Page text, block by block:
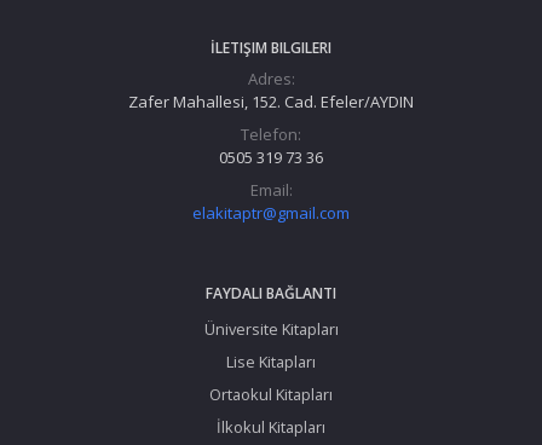
İLETIŞIM BILGILERI
Adres:
Zafer Mahallesi, 152. Cad. Efeler/AYDIN
Telefon:
0505 319 73 36
Email:
elakitaptr@gmail.com
FAYDALI BAĞLANTI
Üniversite Kitapları
Lise Kitapları
Ortaokul Kitapları
İlkokul Kitapları